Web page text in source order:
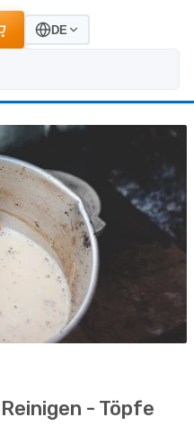
DE
- Töpfe